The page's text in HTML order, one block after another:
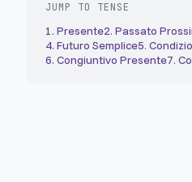
JUMP TO TENSE
1. Presente2. Passato
4. Futuro Semplice5.
6. Congiuntivo Presente7.